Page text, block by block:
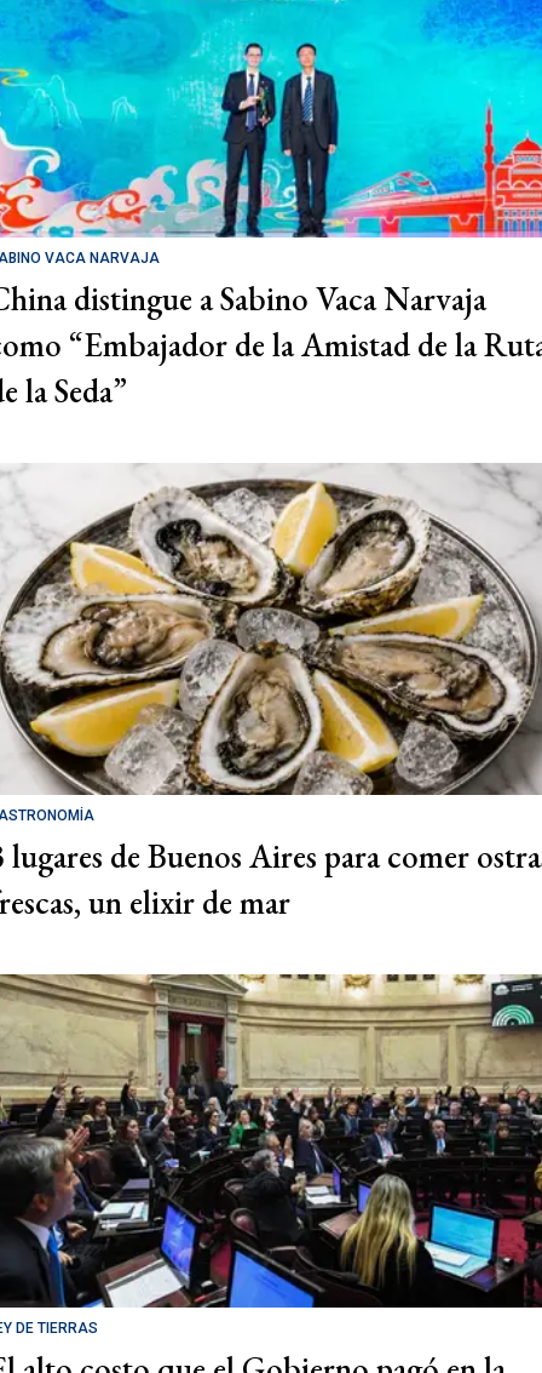
VACA NARVAJA
distingue a Sabino Vaca Narvaja
“Embajador de la Amistad de la
la Seda”
lugares de Buenos Aires para comer
un elixir de mar
DE TIERRAS